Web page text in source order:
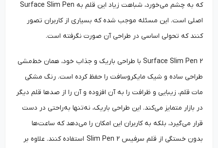
که به چشم می‌خورد، شباهت زیاد این قلم به Surface Slim Pen
اصلی است. این مسئله موجب شده که بسیاری از کاربران تصور
کنند که تحولی اساسی در طراحی آن صورت نگرفته است.
Surface Slim Pen 2 با طراحی باریک و جذاب خود، همان خط‌مشی
طراحی ساده و شیک مایکروسافت را حفظ کرده است. رنگ مشکی
مات قلم، زیبایی و ظرافت را به آن افزوده و آن را از صدها قلم دیگر
در بازار متمایز می‌کند. این طراحی باریک، نه‌تنها به‌‌راحتی در دست
قرار می‌گیرد، بلکه به کاربران این امکان را می‌دهد که ساعت‌ها
بدون خستگی از قلم سرفیس Slim Pen 2 استفاده کنند. علاوه بر